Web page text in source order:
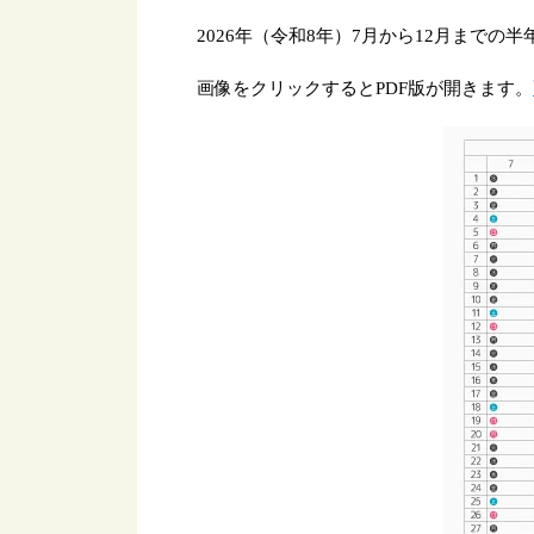
2026年（令和8年）7月から12月までの
画像をクリックするとPDF版が開きます。